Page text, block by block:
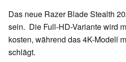
Das neue Razer Blade Stealth
sein. Die Full-HD-Variante wird
kosten, während das 4K-Modell
schlägt.